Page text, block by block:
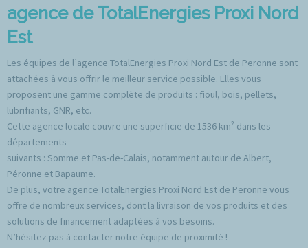
agence de TotalEnergies Proxi Nord
Est
Les équipes de l’agence TotalEnergies Proxi Nord Est de Peronne sont
attachées à vous offrir le meilleur service possible. Elles vous
proposent une gamme complète de produits : fioul, bois, pellets,
lubrifiants, GNR, etc.
Cette agence locale couvre une superficie de 1536 km² dans les
départements
suivants : Somme et Pas-de-Calais, notamment autour de Albert,
Péronne et Bapaume.
De plus, votre agence TotalEnergies Proxi Nord Est de Peronne vous
offre de nombreux services, dont la livraison de vos produits et des
solutions de financement adaptées à vos besoins.
N’hésitez pas à contacter notre équipe de proximité !